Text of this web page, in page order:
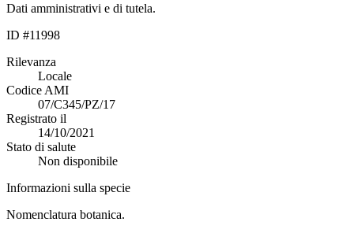
Dati amministrativi e di tutela.
ID #11998
Rilevanza
Locale
Codice AMI
07/C345/PZ/17
Registrato il
14/10/2021
Stato di salute
Non disponibile
Informazioni sulla specie
Nomenclatura botanica.